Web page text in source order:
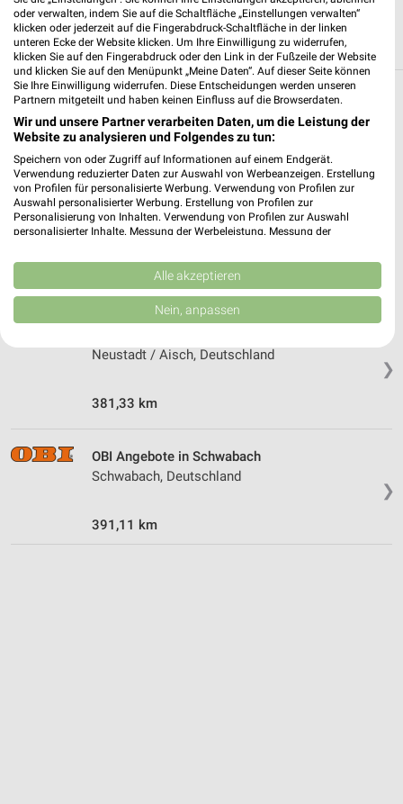
Weitere OBI Geschäfte mit Angeboten in
und um Ansbach
5 Geschäfte und Orte
OBI Angebote in Gunzenhausen
Gunzenhausen, Deutschland
420,90 km
❯
Neustadt / Aisch, Deutschland
381,33 km
❯
OBI Angebote in Schwabach
Schwabach, Deutschland
391,11 km
oder verwalten, indem Sie auf die Schaltfläche „Einstellungen verwalten“
klicken oder jederzeit auf die Fingerabdruck-Schaltfläche in der linken
unteren Ecke der Website klicken. Um Ihre Einwilligung zu widerrufen,
klicken Sie auf den Fingerabdruck oder den Link in der Fußzeile der Website
und klicken Sie auf den Menüpunkt „Meine Daten“. Auf dieser Seite können
Sie Ihre Einwilligung widerrufen. Diese Entscheidungen werden unseren
Partnern mitgeteilt und haben keinen Einfluss auf die Browserdaten.
Wir und unsere Partner verarbeiten Daten, um die Leistung der
Website zu analysieren und Folgendes zu tun:
Speichern von oder Zugriff auf Informationen auf einem Endgerät.
Verwendung reduzierter Daten zur Auswahl von Werbeanzeigen. Erstellung
von Profilen für personalisierte Werbung. Verwendung von Profilen zur
Auswahl personalisierter Werbung. Erstellung von Profilen zur
Personalisierung von Inhalten. Verwendung von Profilen zur Auswahl
personalisierter Inhalte. Messung der Werbeleistung. Messung der
Kombinationen von Daten aus verschiedenen Quellen. Entwicklung und
Verbesserung der Angebote. Verwendung reduzierter Daten zur Auswahl
von Inhalten.
Daten können außerhalb der Europäischen Union weitergegeben und in die
USA gesendet werden.
Website/App.
Wir nutzen Ihre Daten für folgende Zwecke:
Speichern von oder Zugriff auf Informationen
auf einem Endgerät
Alle akzeptieren
Nein, anpassen